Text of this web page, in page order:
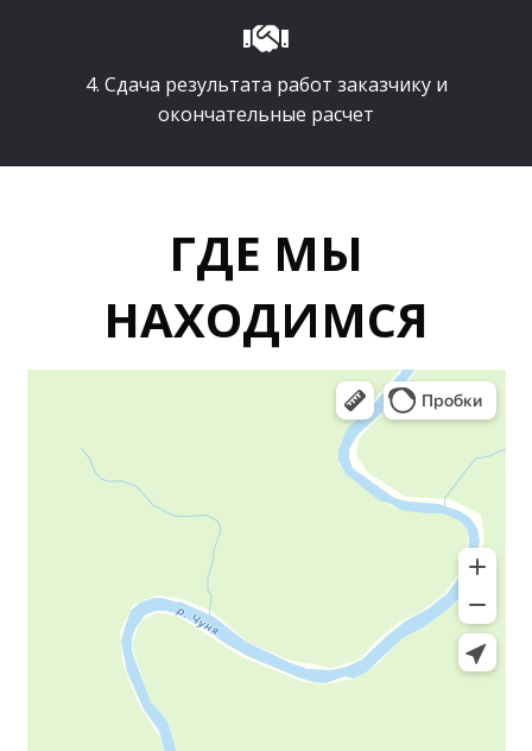
4. Сдача результата работ заказчику и
окончательные расчет
ГДЕ МЫ
НАХОДИМСЯ